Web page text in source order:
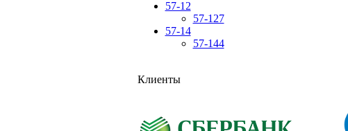
57-12
57-127
57-14
57-144
Клиенты